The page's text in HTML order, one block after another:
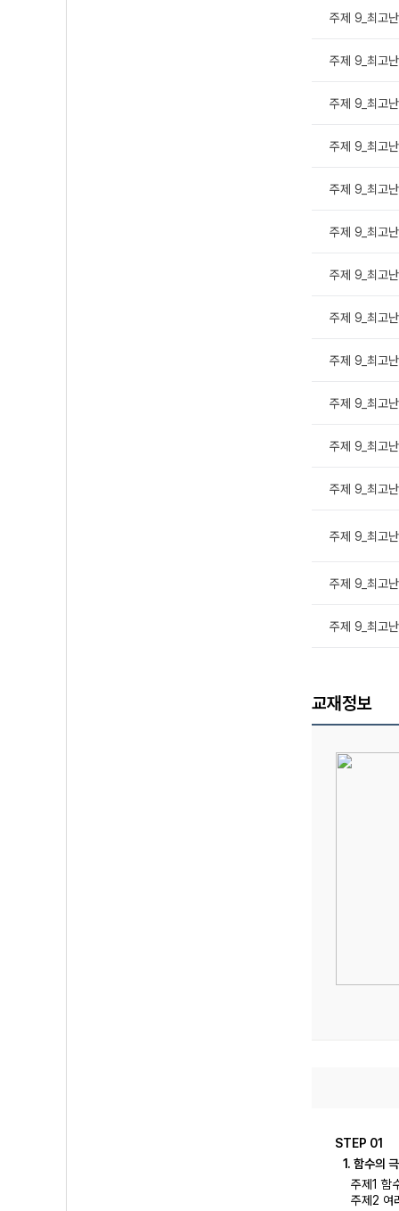
주제 9_최고
주제 9_최고
주제 9_최고
주제 9_최고
주제 9_최고
주제 9_최고
주제 9_최고
주제 9_최고
주제 9_최고
주제 9_최고
주제 9_최고
주제 9_최고
주제 9_최고
주제 9_최고
주제 9_최고
교재정보
STEP 01
1. 함수의
주제1 함
주제2 여